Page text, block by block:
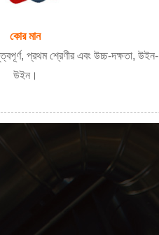
কোর মান
প্রথম শ্রেণীর এবং উচ্চ-দক্ষতা, উইন-
উইন।